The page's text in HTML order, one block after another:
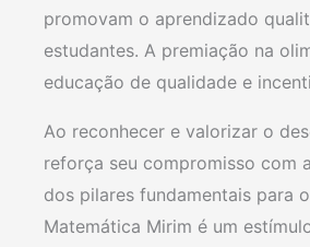
promovam o aprendizado
estudantes. A premiação na
educação de qualidade e
Ao reconhecer e valorizar o
reforça seu compromisso com
dos pilares fundamentais para
Matemática Mirim é um